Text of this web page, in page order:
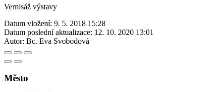
Vernisáž výstavy
Datum vložení: 9. 5. 2018 15:28
Datum poslední aktualizace: 12. 10. 2020 13:01
Autor: Bc. Eva Svobodová
Město